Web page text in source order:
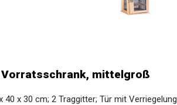
Vorratsschrank, mittelgroß
40 x 30 cm; 2 Traggitter; Tür mit Verriegelung